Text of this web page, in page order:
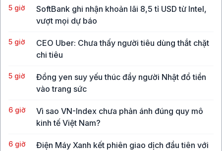
5 giờ
SoftBank ghi nhận khoản lãi 8,5 tỉ USD từ Intel,
vượt mọi dự báo
5 giờ
CEO Uber: Chưa thấy người tiêu dùng thắt chặt
chi tiêu
5 giờ
Đồng yen suy yếu thúc đẩy người Nhật đổ tiền
vào trang sức
6 giờ
Vì sao VN-Index chưa phản ánh đúng quy mô
kinh tế Việt Nam?
6 giờ
Điện Máy Xanh kết phiên giao dịch đầu tiên với